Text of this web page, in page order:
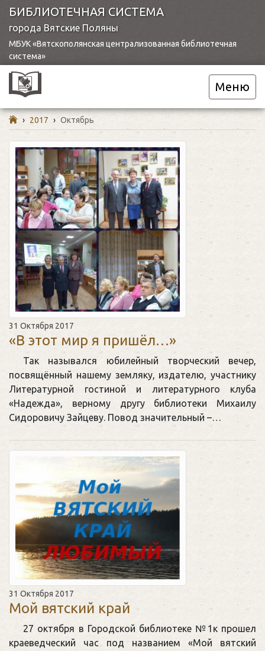
БИБЛИОТЕЧНАЯ СИСТЕМА
города Вятские Поляны
МБУК «Вятскополянская централизованная библиотечная
система»
Меню
› 2017 › Октябрь
31 Октября 2017
«В этот мир я пришёл…»
Так назывался юбилейный творческий вечер,
посвящённый нашему земляку, издателю, участнику
Литературной гостиной и литературного клуба
«Надежда», верному другу библиотеки Михаилу
Сидоровичу Зайцеву. Повод значительный –…
31 Октября 2017
Мой вятский край
27 октября в Городской библиотеке №1к прошел
краеведческий час под названием «Мой вятский